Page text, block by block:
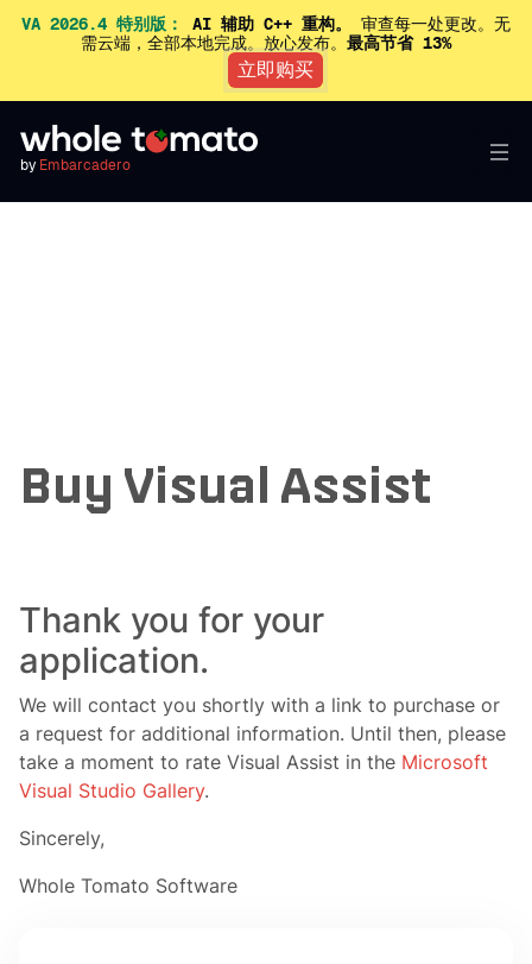
VA 2026.4 特别版： AI 辅助 C++ 重构。
审查每一处更改。无
需云端，全部本地完成。放心发布。 最高节省 13%
立即购买
by Embarcadero
Buy Visual Assist
Thank you for your
application.
We will contact you shortly with a link to purchase or
a request for additional information. Until then, please
take a moment to rate Visual Assist in the Microsoft
Visual Studio Gallery.
Sincerely,
Whole Tomato Software